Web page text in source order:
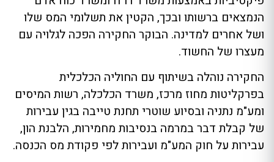
הנמצאים ברשותו ובכך, הקטין את תשלומי המס שלו
ושל אחרים למדינה. הבוקר החקירה הפכה לגלויה עם
מעצרו של החשוד.
החקירה נוהלה בשיתוף עם החוליה הכלכלית
בפרקליטות מחוז מרכז, משרד הכלכלה, רשות המיסים
ומע"מ נתניה ובסיוע שוטרי תחנת טייבה בגין עבירות
של קבלת דבר במרמה בנסיבות מחמירות, הלבנת הון,
עבירות על חוק המע"מ ועבירות לפי פקודת מס הכנסה.